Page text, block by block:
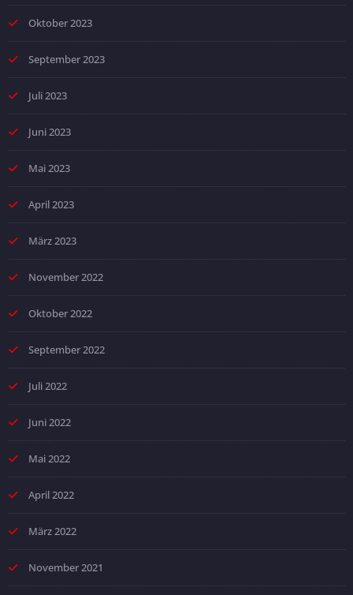
Oktober 2023
September 2023
Juli 2023
Juni 2023
Mai 2023
April 2023
März 2023
November 2022
Oktober 2022
September 2022
Juli 2022
Juni 2022
Mai 2022
April 2022
März 2022
November 2021